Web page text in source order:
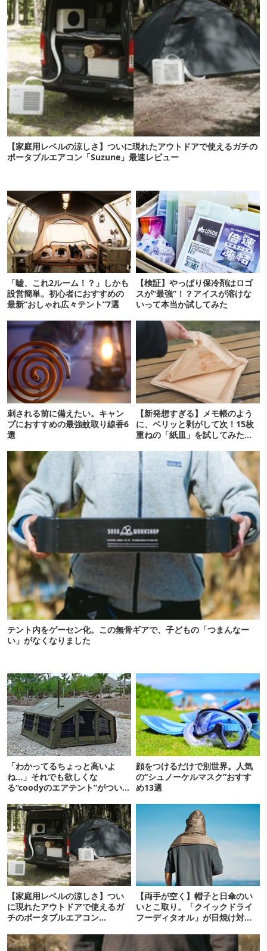
【家庭用レベルの涼しさ】ついに現れたアウトドアで使えるガチの
ポータブルエアコン「Suzune」最速レビュー
「嘘、これ2ルーム！？」しかも
設営簡単。初心者におすすめの
最新“おしゃれ広々テント”7選
【検証】やっぱり保冷剤はロゴ
スが“最強”！？アイスが溶けな
いって本当か試してみた
刺される前に備えたい。キャン
プにおすすめの最強蚊取り線香6
選
【新発想すぎる】メモ帳のよう
に、ベリッと剥がして次！15枚
重ねの「紙皿」を試してみた
テント内をゲーセン化。この無骨ギアで、子どもの「つまんなー
い」がなくなりました
「わかってるちょっと高いよ
ね…」それでも欲しくな
る“coodyのエアテント”がついに
顔をつけるだけで別世界。人気
の“シュノーケルマスク”おすす
め13選
【家庭用レベルの涼しさ】つい
に現れたアウトドアで使えるガ
チのポータブルエアコン
【両手が空く】帽子と日傘のい
いとこ取り。「クイックドライ
フーディタオル」が日焼け対策